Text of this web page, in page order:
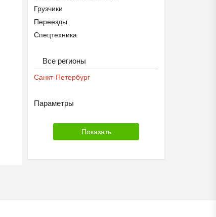
Грузчики
Переезды
Спецтехника
Все регионы
Санкт-Петербург
Параметры